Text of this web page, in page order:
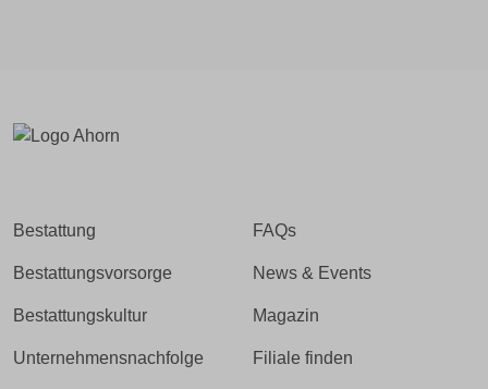
Bestattung
Bestattungsvorsorge
Bestattungskultur
Unternehmensnachfolge
FAQs
News & Events
Magazin
Filiale finden